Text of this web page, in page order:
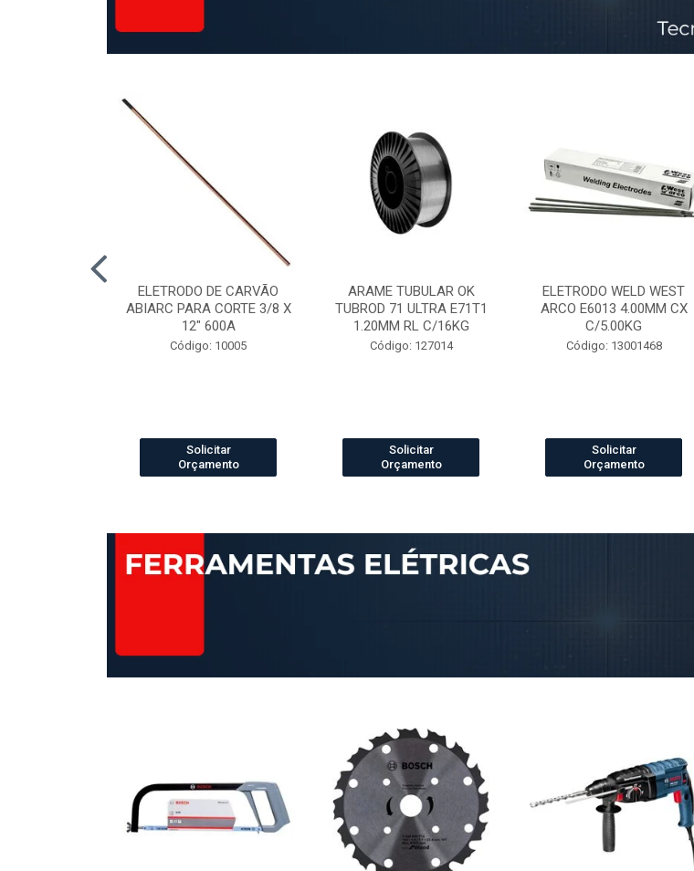
ELETRODO DE CARVÃO
ABIARC PARA CORTE 3/8 X
12" 600A
Código: 10005
Solicitar
Orçamento
ARAME TUBULAR OK
TUBROD 71 ULTRA E71T1
1.20MM RL C/16KG
Código: 127014
Solicitar
Orçamento
ELETRODO WELD WEST
ARCO E6013 4.00MM CX
C/5.00KG
Código: 13001468
Solicitar
Orçamento